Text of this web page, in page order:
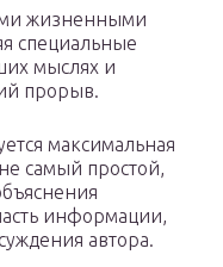
жизненными
специальные
мыслях и
прорыв.
максимальная
самый простой,
информации,
автора.